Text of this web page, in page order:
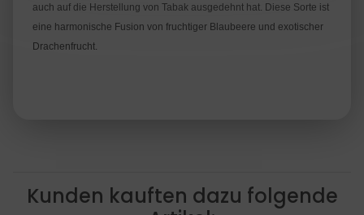
auch auf die Herstellung von Tabak ausgedehnt hat. Diese Sorte ist
eine harmonische Fusion von fruchtiger Blaubeere und exotischer
Drachenfrucht.
Kunden kauften dazu folgende